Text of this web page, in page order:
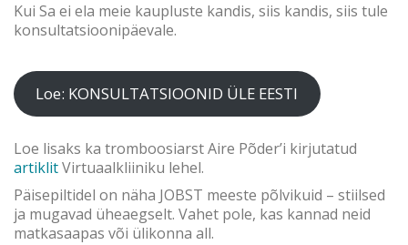
Kui Sa ei ela meie kaupluste kandis, siis kandis, siis tule
konsultatsioonipäevale.
Loe: KONSULTATSIOONID ÜLE EESTI
Loe lisaks ka tromboosiarst Aire Põder’i kirjutatud
artiklitVirtuaalkliiniku lehel.
Päisepiltidel on näha JOBST meeste põlvikuid – stiilsed
ja mugavad üheaegselt. Vahet pole, kas kannad neid
matkasaapas või ülikonna all.